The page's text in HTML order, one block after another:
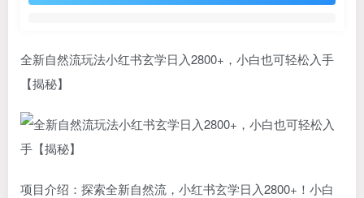
全新自然流玩法小红书玄学日入2800+，小白也可轻松入手
【揭秘】
项目介绍：探索全新自然流，小红书玄学日入2800+！小白